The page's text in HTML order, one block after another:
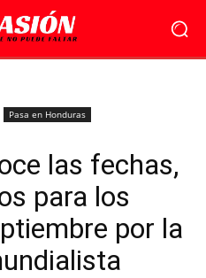
Pasa en Honduras
las fechas,
para los
por la